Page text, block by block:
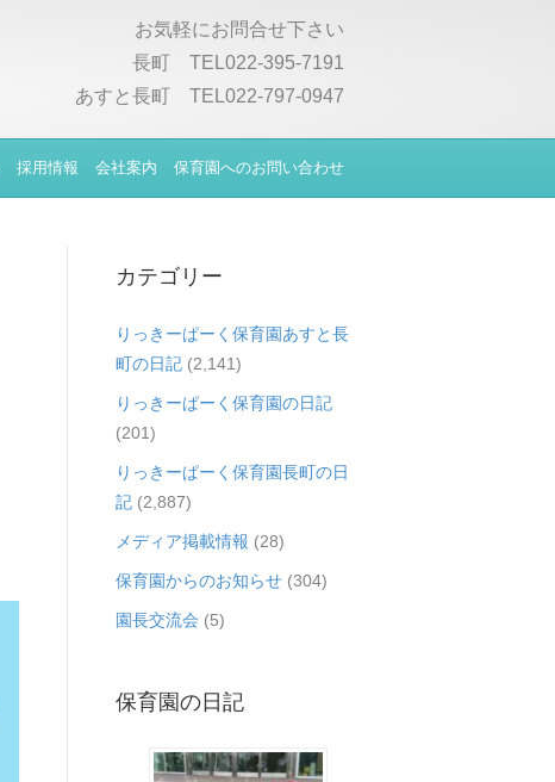
お気軽にお問合せ下さい
長町 TEL022-395-7191
あすと長町 TEL022-797-0947
採用情報 会社案内 保育園へのお問い合わせ
カテゴリー
りっきーぱーく保育園あすと長
町の日記(2,141)
りっきーぱーく保育園の日記
(201)
りっきーぱーく保育園長町の日
記(2,887)
メディア掲載情報 (28)
保育園からのお知らせ(304)
園長交流会 (5)
保育園の日記